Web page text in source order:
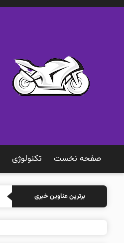
صفحه نخست تکنولوژی
برترین عناوین خبری